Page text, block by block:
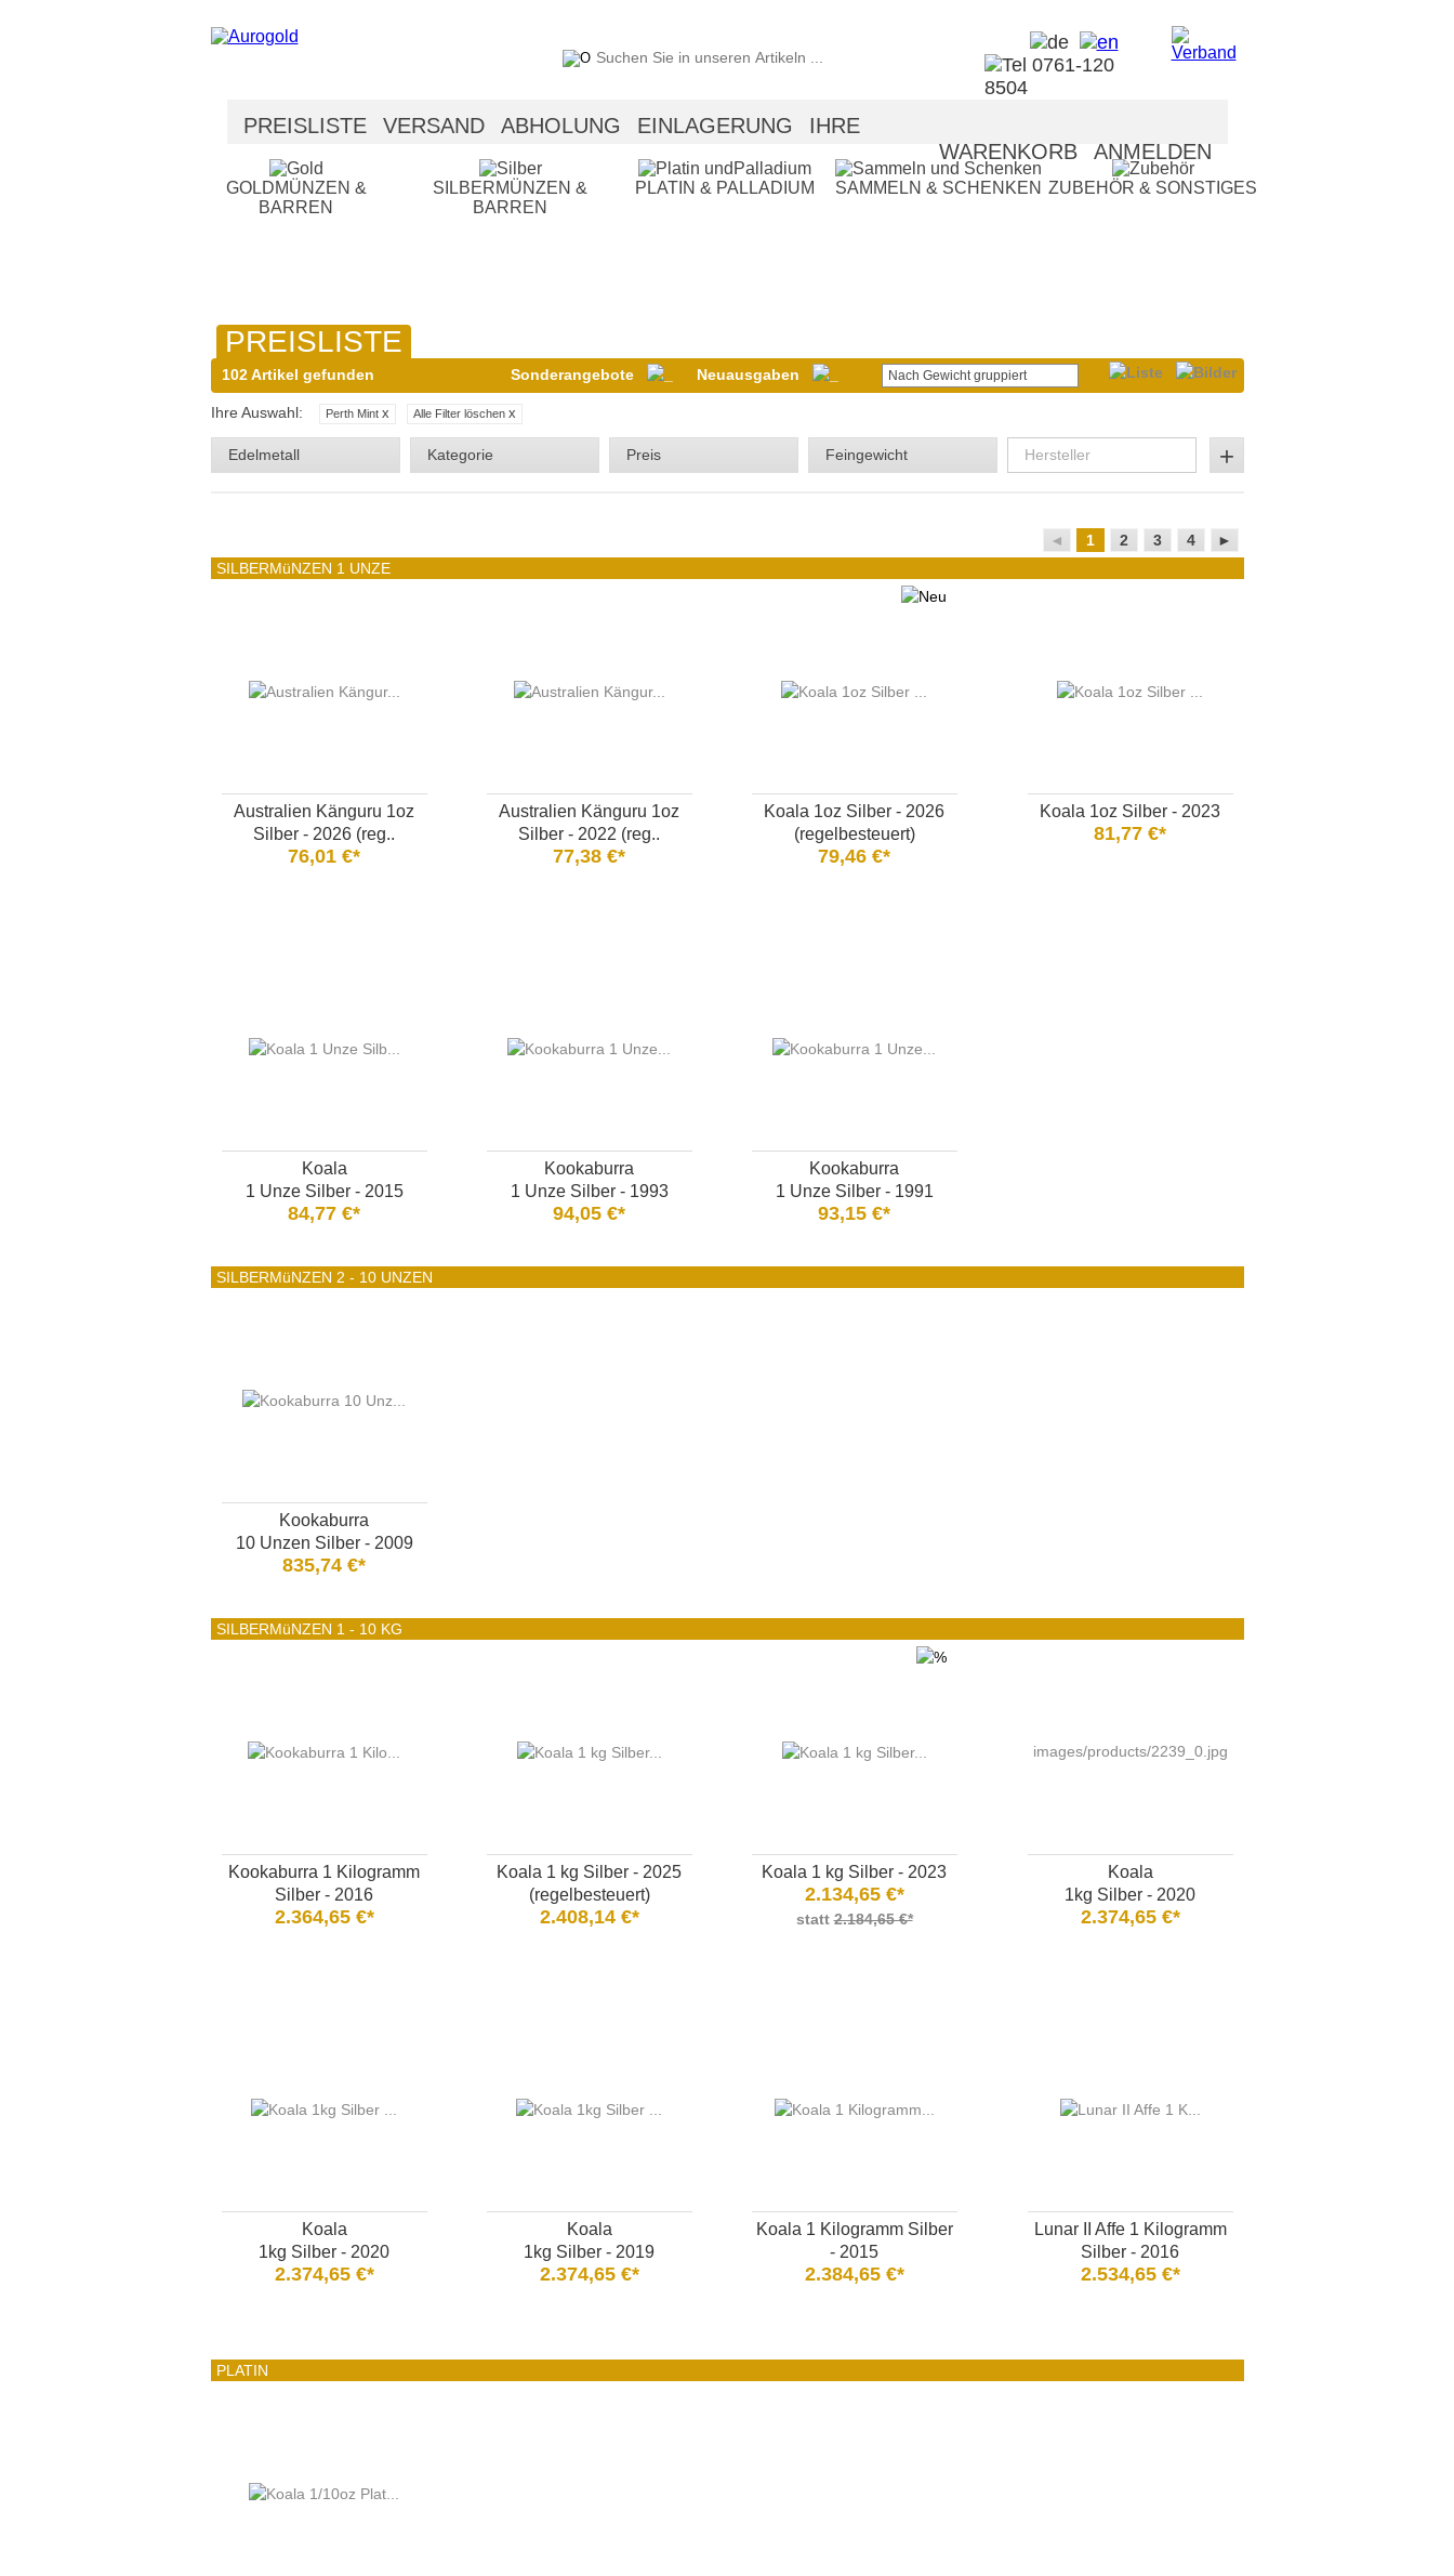
PREISLISTE VERSAND ABHOLUNG EINLAGERUNG
IHRE
WARENKORB ANMELDEN
GOLDMÜNZEN &
BARREN
SILBERMÜNZEN &
BARREN
PLATIN & PALLADIUM SAMMELN & SCHENKEN ZUBEHÖR & SONSTIGES
PREISLISTE
102 Artikel gefunden Nach Gewicht gruppiert
Sonderangebote Neuausgaben
Ihre Auswahl: Perth Mint x Alle Filter löschen x
Edelmetall Kategorie Preis Feingewicht Hersteller +
◄ 1 2 3 4
►
SILBERMüNZEN 1 UNZE
Australien Känguru 1oz
Silber - 2026 (reg..
76,01 €*
Australien Känguru 1oz
Silber - 2022 (reg..
77,38 €*
Koala 1oz Silber - 2026
(regelbesteuert)
79,46 €*
Koala 1oz Silber - 2023
81,77 €*
Koala
1 Unze Silber - 2015
84,77 €*
Kookaburra
1 Unze Silber - 1993
94,05 €*
Kookaburra
1 Unze Silber - 1991
93,15 €*
SILBERMüNZEN 2 - 10 UNZEN
Kookaburra
10 Unzen Silber - 2009
835,74 €*
SILBERMüNZEN 1 - 10 KG
Kookaburra 1 Kilogramm
Silber - 2016
2.364,65 €*
Koala 1 kg Silber - 2025
(regelbesteuert)
2.408,14 €*
Koala 1 kg Silber - 2023
2.134,65 €*
statt2.184,65 €*
images/products/2239_0.jpg
Koala
1kg Silber - 2020
2.374,65 €*
Koala
1kg Silber - 2020
2.374,65 €*
Koala
1kg Silber - 2019
2.374,65 €*
Koala 1 Kilogramm Silber
- 2015
2.384,65 €*
Lunar II Affe 1 Kilogramm
Silber - 2016
2.534,65 €*
PLATIN